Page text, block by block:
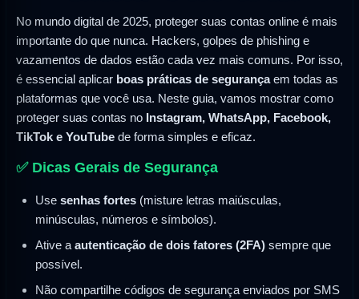
No mundo digital de 2025, proteger suas contas online é mais
importante do que nunca. Hackers, golpes de phishing e
vazamentos de dados estão cada vez mais comuns. Por isso,
é essencial aplicar boas práticas de segurançaem todas as
plataformas que você usa. Neste guia, vamos mostrar como
proteger suas contas no Instagram, WhatsApp, Facebook,
TikTok e YouTube de forma simples e eficaz.
✅ Dicas Gerais de Segurança
Use senhas fortes (misture letras maiúsculas,
minúsculas, números e símbolos).
Ative a autenticação de dois fatores (2FA) sempre que
possível.
Não compartilhe códigos de segurança enviados por SMS